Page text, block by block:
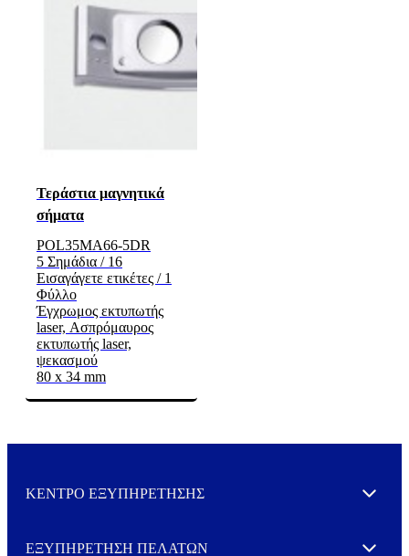
Τεράστια μαγνητικά
σήματα
POL35MA66-5DR
5 Σημάδια / 16
Εισαγάγετε ετικέτες / 1
Φύλλο
Έγχρωμος εκτυπωτής
laser, Ασπρόμαυρος
εκτυπωτής laser,
ψεκασμού
80 x 34 mm
ΚΕΝΤΡΟ ΕΞΥΠΗΡΕΤΗΣΗΣ Expand
ΕΞΥΠΗΡΕΤΗΣΗ ΠΕΛΑΤΩΝ